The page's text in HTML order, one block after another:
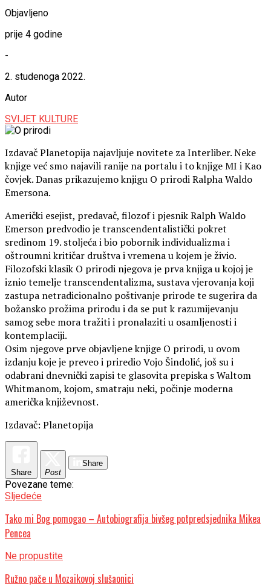
Objavljeno
prije 4 godine
-
2. studenoga 2022.
Autor
SVIJET KULTURE
Izdavač Planetopija najavljuje novitete za Interliber. Neke
knjige već smo najavili ranije na portalu i to knjige MI i Kao
čovjek. Danas prikazujemo knjigu O prirodi Ralpha Waldo
Emersona.
Američki esejist, predavač, filozof i pjesnik Ralph Waldo
Emerson predvodio je transcendentalistički pokret
sredinom 19. stoljeća i bio pobornik individualizma i
oštroumni kritičar društva i vremena u kojem je živio.
Filozofski klasik O prirodi njegova je prva knjiga u kojoj je
iznio temelje transcendentalizma, sustava vjerovanja koji
zastupa netradicionalno poštivanje prirode te sugerira da
božansko prožima prirodu i da se put k razumijevanju
samog sebe mora tražiti i pronalaziti u osamljenosti i
kontemplaciji.
Osim njegove prve objavljene knjige O prirodi, u ovom
izdanju koje je preveo i priredio Vojo Šindolić, još su i
odabrani dnevnički zapisi te glasovita prepiska s Waltom
Whitmanom, kojom, smatraju neki, počinje moderna
američka književnost.
Izdavač: Planetopija
Share Post
Share
Povezane teme:
Sljedeće
Tako mi Bog pomogao – Autobiografija bivšeg potpredsjednika Mikea
Pencea
Ne propustite
Ružno pače u Mozaikovoj slušaonici